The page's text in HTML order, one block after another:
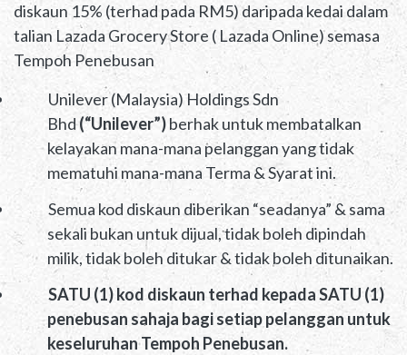
diskaun 15% (terhad pada RM5) daripada kedai dalam
talian Lazada Grocery Store ( Lazada Online) semasa
Tempoh Penebusan
Unilever (Malaysia) Holdings Sdn
Bhd(“Unilever”)berhak untuk membatalkan
kelayakan mana-mana pelanggan yang tidak
mematuhi mana-mana Terma & Syarat ini.
Semua kod diskaun diberikan “seadanya” & sama
sekali bukan untuk dijual, tidak boleh dipindah
milik, tidak boleh ditukar & tidak boleh ditunaikan.
SATU (1) kod diskaun terhad kepada SATU (1)
penebusan sahaja bagi setiap pelanggan untuk
keseluruhan Tempoh Penebusan.